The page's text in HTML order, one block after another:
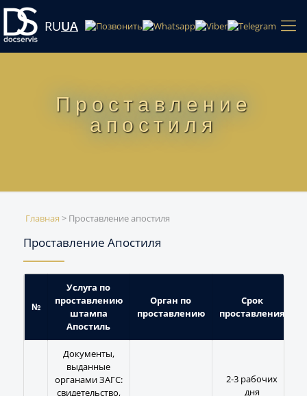
RUUA
Проставление
апостиля
Главная > Проставление апостиля
Проставление Апостиля
№
Услуга по
проставлению
штампа
Апостиль
Орган по
проставлению
Срок
проставления
Документы,
выданные
органами ЗАГС:
свидетельство,
2-3 рабочих
дня